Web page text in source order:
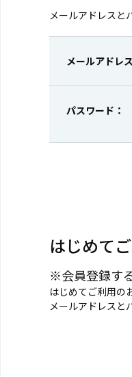
メールアドレスと
メールアドレ
パスワード：
はじめて
※会員登録す
はじめてご利用の
メールアドレスと